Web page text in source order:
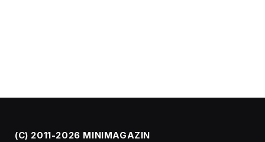
(C) 2011-2026 MINIMAGAZIN